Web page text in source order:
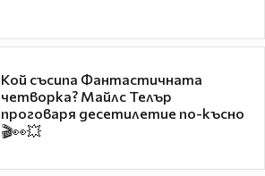
Кой съсипа Фантастичната
четворка? Майлс Телър
проговаря десетилетие по-късно
🎬👀💥